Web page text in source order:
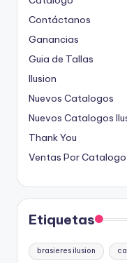
Contáctanos
Ganancias
Guia de Tallas
Ilusion
Nuevos Catalogos
Nuevos Catalogos
Thank You
Ventas Por Catalogo
Etiquetas
brasieres ilusion